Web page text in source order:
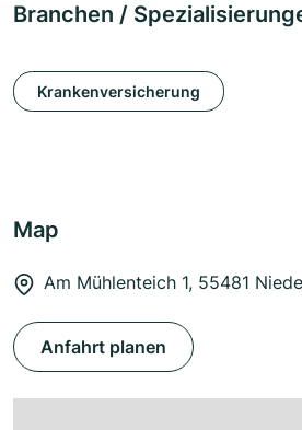
Branchen /
Krankenversicherung
Map
Am Mühlenteich 1, 55481
Anfahrt planen